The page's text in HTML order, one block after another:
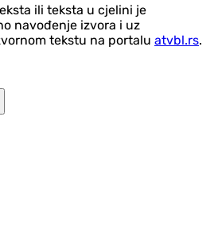
ili teksta u cjelini je
navođenje izvora i uz
tekstu na portalu atvbl.rs.